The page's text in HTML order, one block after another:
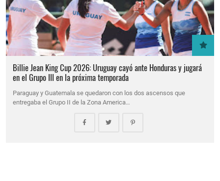
Billie Jean King Cup 2026: Uruguay cayó ante Honduras y jugará
en el Grupo III en la próxima temporada
Paraguay y Guatemala se quedaron con los dos ascensos que
entregaba el Grupo II de la Zona America…